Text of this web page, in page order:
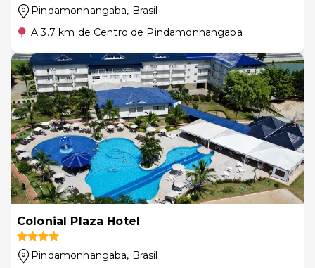
Pindamonhangaba, Brasil
A 3.7 km de Centro de Pindamonhangaba
Colonial Plaza Hotel
Pindamonhangaba, Brasil